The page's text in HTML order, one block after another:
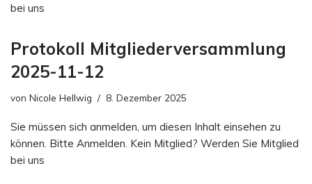
bei uns
Protokoll Mitgliederversammlung
2025-11-12
von Nicole Hellwig 8. Dezember 2025
Sie müssen sich anmelden, um diesen Inhalt einsehen zu
können. Bitte Anmelden. Kein Mitglied? Werden Sie Mitglied
bei uns